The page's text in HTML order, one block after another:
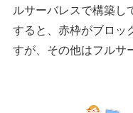
ルサーバレスで構築し
すると、赤枠がブロッ
すが、その他はフルサ